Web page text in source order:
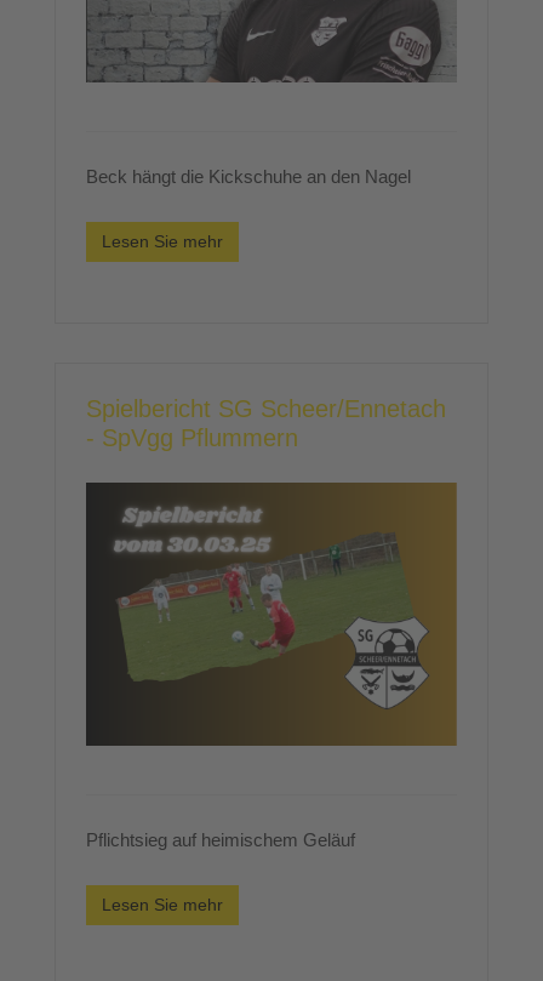
Beck hängt die Kickschuhe an den Nagel
Lesen Sie mehr
Spielbericht SG Scheer/Ennetach
- SpVgg Pflummern
Pflichtsieg auf heimischem Geläuf
Lesen Sie mehr